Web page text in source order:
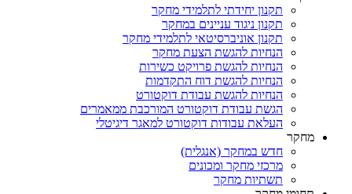
תקנון יחידתי לתלמידי מחקר
תקנון ניגוד עניינים במחקר
תקנון אוניברסיטאי לתלמידי מחקר
הנחיות להגשת הצעת מחקר
הנחיות להגשת פרויקט כשירות
הנחיות להגשת דוח התקדמות
הנחיות להגשת עבודת דוקטורט
הגשת עבודת דוקטורט המורכבת ממאמרים
העלאת עבודות דוקטורט למאגר דיגיטלי
מחקר
חדש במחקר (אנגלית)
מרכזי מחקר ומכונים
תשתיות מחקר